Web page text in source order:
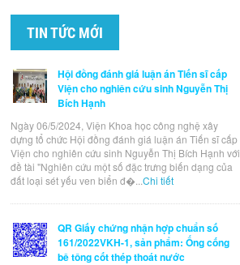
TIN TỨC MỚI
Hội đồng đánh giá luận án Tiến sĩ cấp
Viện cho nghiên cứu sinh Nguyễn Thị
Bích Hạnh
Ngày 06/5/2024, Viện Khoa học công nghệ xây
dựng tổ chức Hội đồng đánh giá luận án Tiến sĩ cấp
Viện cho nghiên cứu sinh Nguyễn Thị Bích Hạnh với
đề tài "Nghiên cứu một số đặc trưng biến dạng của
đất loại sét yếu ven biển đ�...Chi tiết
QR Giấy chứng nhận hợp chuẩn số
161/2022VKH-1, sản phẩm: Ống cống
bê tông cốt thép thoát nước